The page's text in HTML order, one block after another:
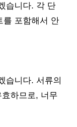
습니다. 각 단
를 포함해서 안
습니다. 서류의
하므로, 너무